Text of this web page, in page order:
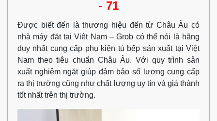
- 71
Được biết đến là thương hiệu đến từ Châu Âu có
nhà máy đặt tại Việt Nam – Grob có thể nói là hãng
duy nhất cung cấp phụ kiện tủ bếp sản xuất tại Việt
Nam theo tiêu chuẩn Châu Âu. Với quy trình sản
xuất nghiêm ngặt giúp đảm bảo số lượng cung cấp
ra thị trường cũng như chất lượng uy tín và giá thành
tốt nhất trên thị trường.